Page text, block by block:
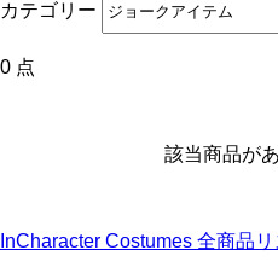
カテゴリー
0 点
該当商品が
InCharacter Costumes 全商品リ